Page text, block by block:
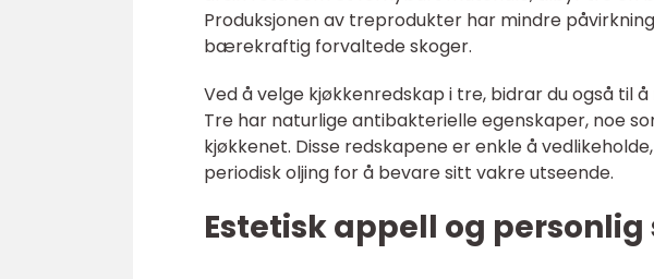
Produksjonen av treprodukter har mindre
bærekraftig forvaltede skoger.
Ved å velge kjøkkenredskap i tre, bidrar du også til
Tre har naturlige antibakterielle egenskaper, noe
kjøkkenet. Disse redskapene er enkle å
periodisk oljing for å bevare sitt vakre utseende.
Estetisk appell og personlig